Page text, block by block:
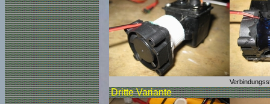
Dritte Variante